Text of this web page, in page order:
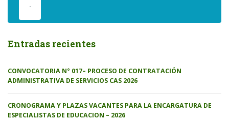
.
Entradas recientes
CONVOCATORIA N° 017– PROCESO DE CONTRATACIÓN
ADMINISTRATIVA DE SERVICIOS CAS 2026
CRONOGRAMA Y PLAZAS VACANTES PARA LA ENCARGATURA DE
ESPECIALISTAS DE EDUCACION – 2026